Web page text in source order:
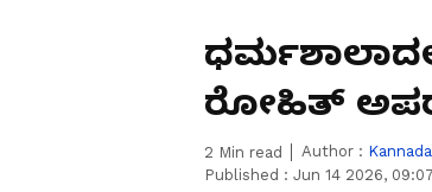
ರೋಹಿತ್
2 Min read Author :
Published : Jun 14 2026,